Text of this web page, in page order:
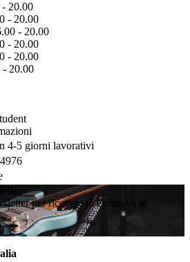
20.00
- 20.00
- 20.00
- 20.00
- 20.00
- 20.00
4-5 giorni lavorativi
per ricevere in esclusiva le